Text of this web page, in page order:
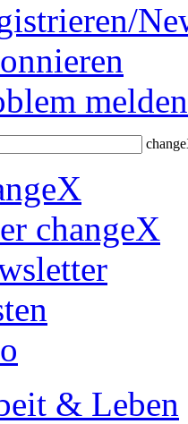
melden
changeX
& Leben